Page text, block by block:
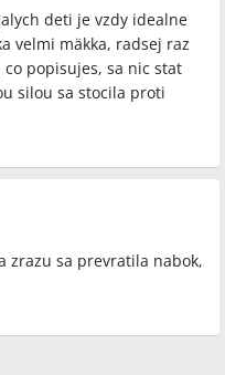
deti je vzdy idealne
velmi mäkka, radsej raz
popisujes, sa nic stat
silou sa stocila proti
zrazu sa prevratila nabok,